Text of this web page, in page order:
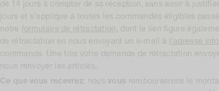
de 14 jours à compter de sa réception, sans avoir à
jours et s'applique à toutes les commandes éligibles
notre formulaire de rétractation , dont le lien figure
de rétractation en nous envoyant un e-mail à
l'adresse
commande. Une fois votre demande de rétractation
nous renvoyer les articles.
Ce que vous recevrez: nous vous rembourserons le